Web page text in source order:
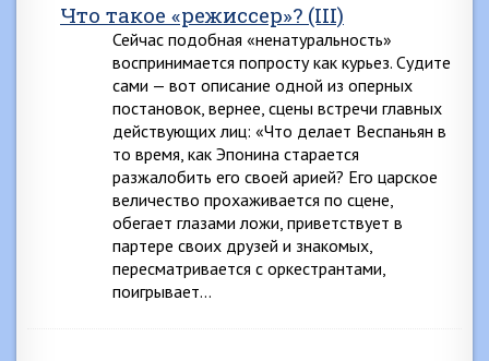
Что такое «режиссер»? (III)
Сейчас подобная «ненатуральность»
воспринимается попросту как курьез. Судите
сами — вот описание одной из оперных
постановок, вернее, сцены встречи главных
действующих лиц: «Что делает Веспаньян в
то время, как Эпонина старается
разжалобить его своей арией? Его царское
величество прохаживается по сцене,
обегает глазами ложи, приветствует в
партере своих друзей и знакомых,
пересматривается с оркестрантами,
поигрывает…